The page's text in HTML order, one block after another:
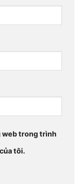
web trong trình
tôi.